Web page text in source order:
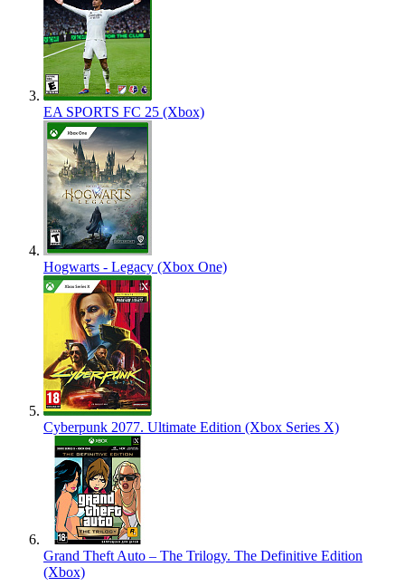
EA SPORTS FC 25 (Xbox)
Hogwarts - Legacy (Xbox One)
Cyberpunk 2077. Ultimate Edition (Xbox Series X)
Grand Theft Auto – The Trilogy. The Definitive Edition
(Xbox)